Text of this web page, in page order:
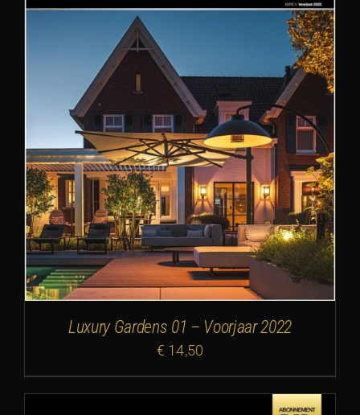
Luxury Gardens 01 – Voorjaar 2022
€ 14,50